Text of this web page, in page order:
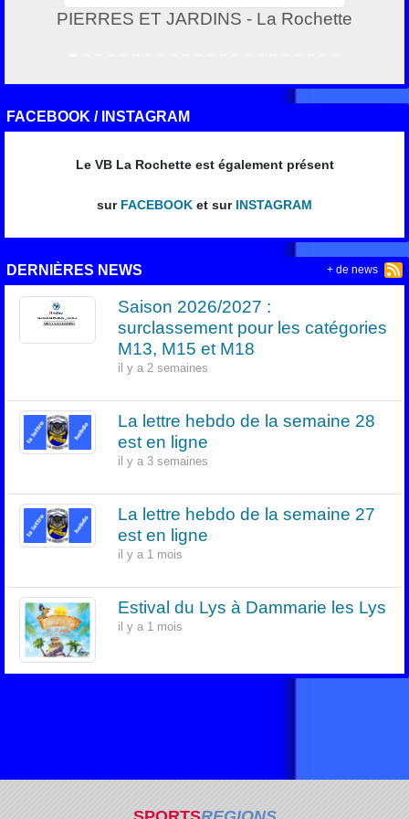
PIERRES ET JARDINS - La Rochette
FACEBOOK / INSTAGRAM
Le VB La Rochette est également présent
sur FACEBOOK et sur INSTAGRAM
DERNIÈRES NEWS
Saison 2026/2027 :
surclassement pour les catégories
M13, M15 et M18
il y a 2 semaines
La lettre hebdo de la semaine 28
est en ligne
il y a 3 semaines
La lettre hebdo de la semaine 27
est en ligne
il y a 1 mois
Estival du Lys à Dammarie les Lys
il y a 1 mois
+ de news